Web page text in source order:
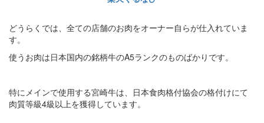
どうらくでは、全ての店舗のお肉をオーナー自らが仕入れていま
す。
使うお肉は日本国内の銘柄牛のA5ランクのものばかりです。
特にメインで使用する宮崎牛は、日本食肉格付協会の格付けにて
肉質等級4級以上を獲得しています。